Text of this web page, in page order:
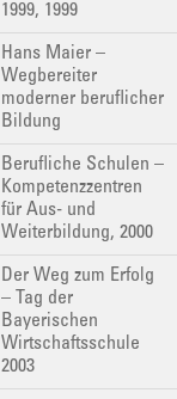
1999, 1999
Hans Maier –
Wegbereiter
moderner beruflicher
Bildung
Berufliche Schulen –
Kompetenzzentren
für Aus- und
Weiterbildung, 2000
Der Weg zum Erfolg
– Tag der
Bayerischen
Wirtschaftsschule
2003